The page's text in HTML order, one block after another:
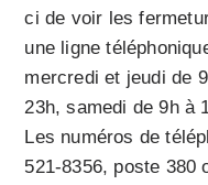
ci de voir les
une ligne
mercredi et jeudi de
23h, samedi de 9h à
Les numéros de
521-8356, poste 380